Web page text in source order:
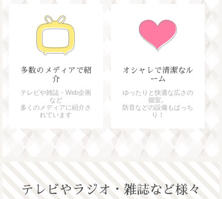
多数のメディアで紹
介
テレビや雑誌・Web企画
など
多くのメディアに紹介さ
れています
オシャレで清潔なル
ーム
ゆったりと快適な広さの
個室。
防音などの設備もばっち
り！
テレビやラジオ・雑誌など様々